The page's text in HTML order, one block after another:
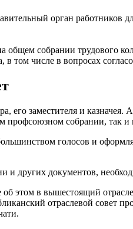
орган работников
собрании трудового
том числе в вопросах
его заместителя и
собрании, так и
голосов и
и других документов,
этом в вышестоящий
отраслевой совет